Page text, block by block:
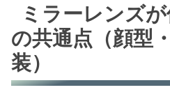
ミラーレンズ
の共通点（顔型
装）